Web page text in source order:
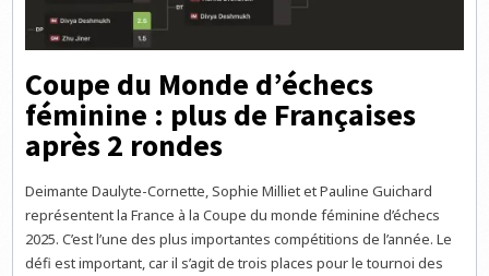
Coupe du Monde d’échecs
féminine : plus de Françaises
après 2 rondes
Deimante Daulyte-Cornette, Sophie Milliet et Pauline Guichard
représentent la France à la Coupe du monde féminine d’échecs
2025. C’est l’une des plus importantes compétitions de l’année. Le
défi est important, car il s’agit de trois places pour le tournoi des